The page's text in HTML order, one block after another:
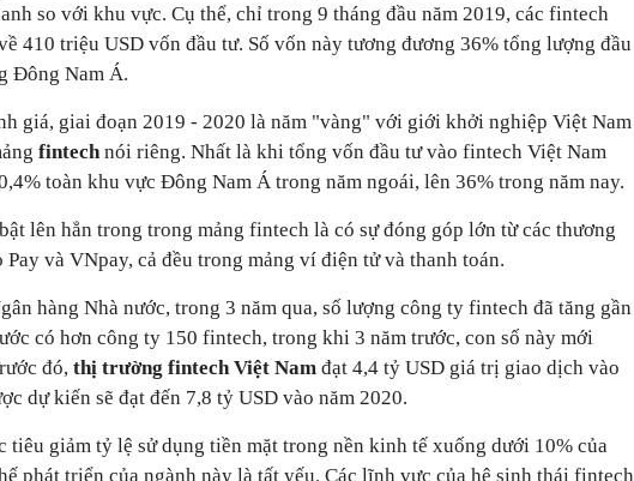
so với khu vực. Cụ thể, chỉ trong 9 tháng đầu năm 2019, các fintech
410 triệu USD vốn đầu tư. Số vốn này tương đương 36% tổng lượng đầu
Đông Nam Á.
giá, giai đoạn 2019 - 2020 là năm "vàng" với giới khởi nghiệp Việt Nam
fintech nói riêng. Nhất là khi tổng vốn đầu tư vào fintech Việt Nam
toàn khu vực Đông Nam Á trong năm ngoái, lên 36% trong năm nay.
lên hẳn trong trong mảng fintech là có sự đóng góp lớn từ các thương
và VNpay, cả đều trong mảng ví điện tử và thanh toán.
hàng Nhà nước, trong 3 năm qua, số lượng công ty fintech đã tăng gần
có hơn công ty 150 fintech, trong khi 3 năm trước, con số này mới
đó, thị trường fintech Việt Nam đạt 4,4 tỷ USD giá trị giao dịch vào
dự kiến sẽ đạt đến 7,8 tỷ USD vào năm 2020.
tiêu giảm tỷ lệ sử dụng tiền mặt trong nền kinh tế xuống dưới 10% của
phát triển của ngành này là tất yếu. Các lĩnh vực của hệ sinh thái fintech